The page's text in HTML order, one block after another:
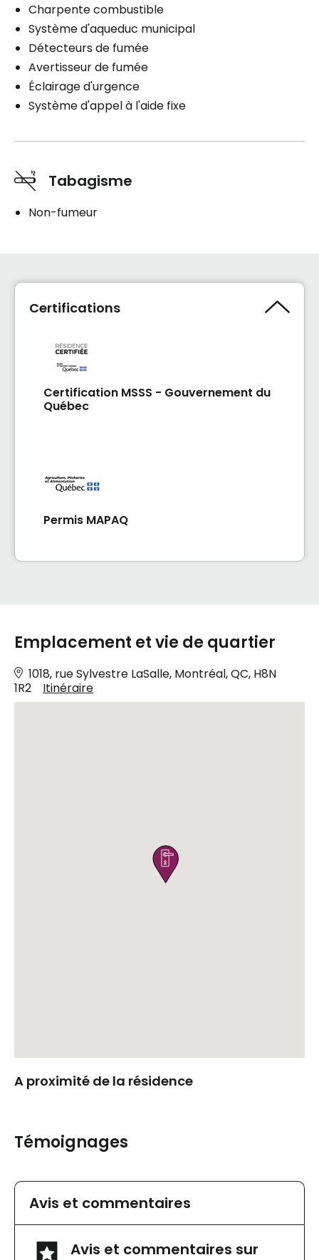
Charpente combustible
Système d'aqueduc municipal
Détecteurs de fumée
Avertisseur de fumée
Éclairage d'urgence
Système d'appel à l'aide fixe
Tabagisme
Non-fumeur
Certifications
Certification MSSS - Gouvernement du
Québec
Permis MAPAQ
Emplacement et vie de quartier
1018, rue Sylvestre LaSalle, Montréal, QC, H8N
1R2
Itinéraire

A proximité de la résidence
Témoignages
Avis et commentaires
Avis et commentaires sur